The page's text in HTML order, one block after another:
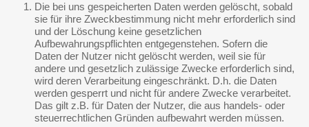
Die bei uns gespeicherten Daten werden gelöscht, sobald
sie für ihre Zweckbestimmung nicht mehr erforderlich sind
und der Löschung keine gesetzlichen
Aufbewahrungspflichten entgegenstehen. Sofern die
Daten der Nutzer nicht gelöscht werden, weil sie für
andere und gesetzlich zulässige Zwecke erforderlich sind,
wird deren Verarbeitung eingeschränkt. D.h. die Daten
werden gesperrt und nicht für andere Zwecke verarbeitet.
Das gilt z.B. für Daten der Nutzer, die aus handels- oder
steuerrechtlichen Gründen aufbewahrt werden müssen.